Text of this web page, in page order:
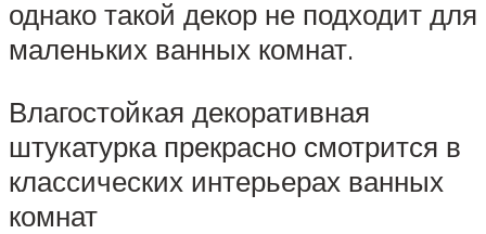
однако такой декор не подходит для
маленьких ванных комнат.
Влагостойкая декоративная
штукатурка прекрасно смотрится в
классических интерьерах ванных
комнат